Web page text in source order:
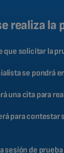
realiza la
que solicitar la
se pondrá
una cita para
para contestar
sesión de